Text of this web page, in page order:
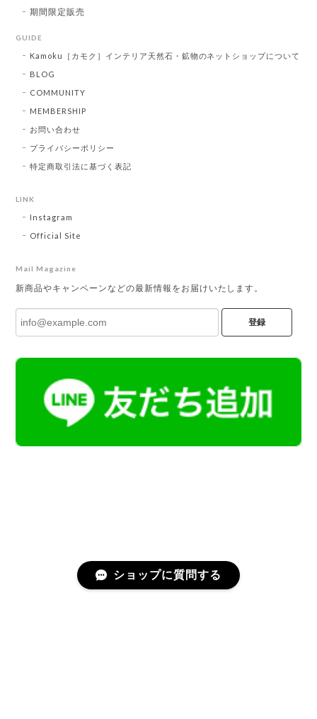
期間限定販売
GUIDE
Kamoku［カモク］インテリア天然石・鉱物のネットショップについて
BLOG
COMMUNITY
MEMBERSHIP
お問い合わせ
プライバシーポリシー
特定商取引法に基づく表記
LINK
Instagram
Official Site
Mail Magazine
新商品やキャンペーンなどの最新情報をお届けいたします。
登録
ショップに質問する